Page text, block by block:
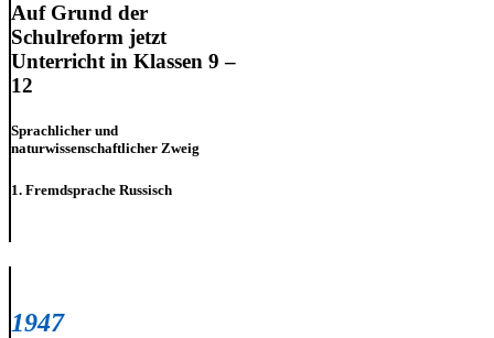
Auf Grund der
Schulreform jetzt
Unterricht in Klassen 9 –
12
Sprachlicher und
naturwissenschaftlicher Zweig
1. Fremdsprache Russisch
1947